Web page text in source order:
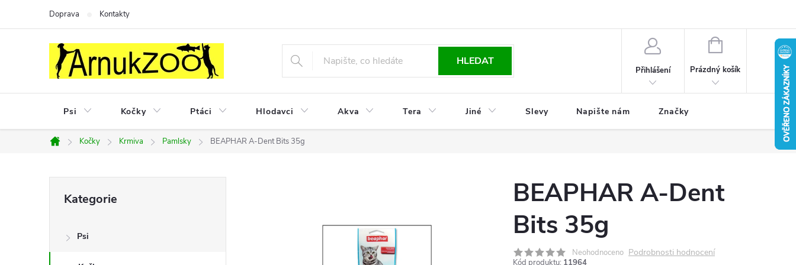
Doprava Kontakty
HLEDAT
Přihlášení
NÁKUPNÍ
Prázdný košík
Psi Kočky Ptáci Hlodavci Akva Tera Jiné Slevy Napište nám Značky
Domů
Kočky Krmiva Pamlsky BEAPHAR A-Dent Bits 35g
s
kategorie
Kategorie
Psi
BEAPHAR A-Dent
Bits 35g
Neohodnoceno Podrobnosti hodnocení
Kód produktu: 11964